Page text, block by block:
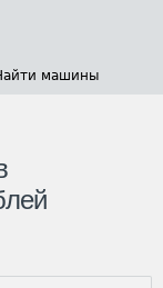
машины